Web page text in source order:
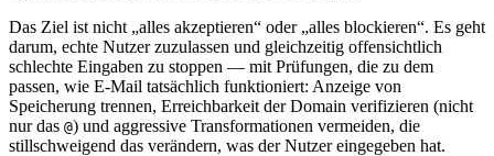
Das Ziel ist nicht „alles akzeptieren“ oder „alles blockieren“. Es geht
darum, echte Nutzer zuzulassen und gleichzeitig offensichtlich
schlechte Eingaben zu stoppen — mit Prüfungen, die zu dem
passen, wie E‑Mail tatsächlich funktioniert: Anzeige von
Speicherung trennen, Erreichbarkeit der Domain verifizieren (nicht
nur das @) und aggressive Transformationen vermeiden, die
stillschweigend das verändern, was der Nutzer eingegeben hat.